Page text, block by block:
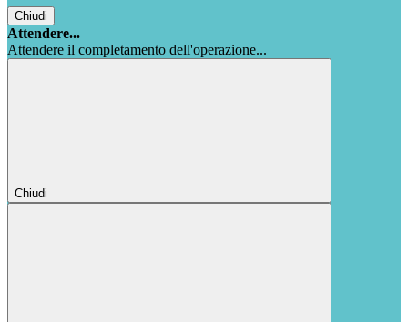
Chiudi
Attendere...
Attendere il completamento dell'operazione...
Chiudi